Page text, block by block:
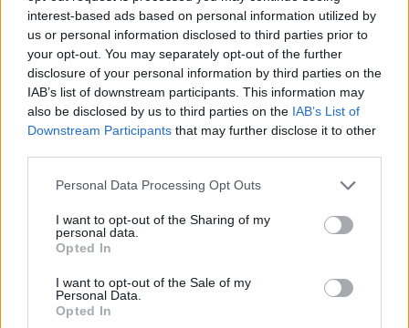
interest-based ads based on personal information utilized by
us or personal information disclosed to third parties prior to
your opt-out. You may separately opt-out of the further
disclosure of your personal information by third parties on the
IAB’s list of downstream participants. This information may
also be disclosed by us to third parties on the IAB’s List of
Downstream Participants that may further disclose it to other
Personal Data Processing Opt Outs
I want to opt-out of the Sharing of my
personal data.
Opted In
I want to opt-out of the Sale of my
Personal Data.
Opted In
Ελλάδα
Παραλύει η χώρα από τη 24ωρη απεργία
ΓΣΕΕ και ΑΔΕΔΥ ενάντια στο νέο εργασιακό
νομοσχέδιο